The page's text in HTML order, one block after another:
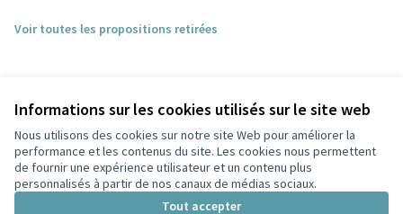
Informations sur les cookies utilisés sur le site web
Nous utilisons des cookies sur notre site Web pour améliorer la
performance et les contenus du site. Les cookies nous permettent
de fournir une expérience utilisateur et un contenu plus
personnalisés à partir de nos canaux de médias sociaux.
Tout accepter
Voir toutes les propositions retirées
Conditions d'utilisation